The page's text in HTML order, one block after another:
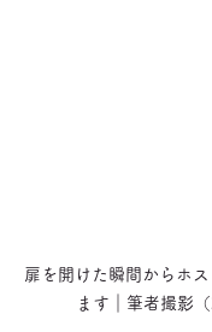
扉を開けた瞬間からホ
ます｜筆者撮影